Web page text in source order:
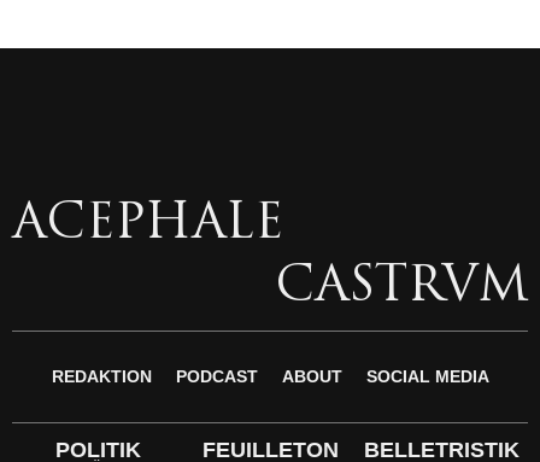
ACEPHALE
CASTRVM
REDAKTION PODCAST ABOUT SOCIAL MEDIA
POLITIK FEUILLETON BELLETRISTIK